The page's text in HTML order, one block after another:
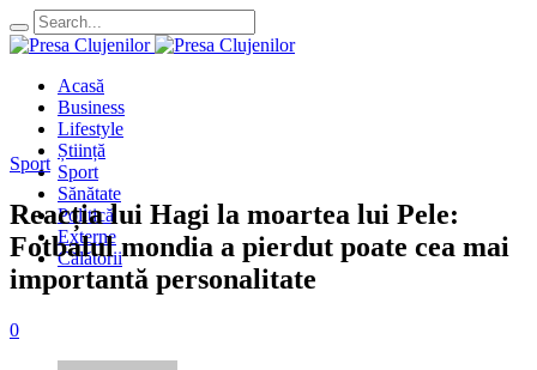
Acasă
Business
Lifestyle
Știință
Sport
Sănătate
Politică
Externe
Călătorii
Sport
Reacția lui Hagi la moartea lui Pele:
Fotbalul mondia a pierdut poate cea mai
importantă personalitate
0